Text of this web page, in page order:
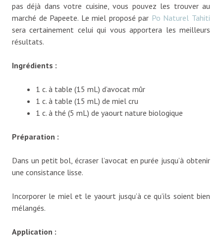
pas déjà dans votre cuisine, vous pouvez les trouver au
marché de Papeete. Le miel proposé par Po Naturel Tahiti
sera certainement celui qui vous apportera les meilleurs
résultats.
Ingrédients :
1 c. à table (15 mL) d’avocat mûr
1 c. à table (15 mL) de miel cru
1 c. à thé (5 mL) de yaourt nature biologique
Préparation :
Dans un petit bol, écraser l’avocat en purée jusqu’à obtenir
une consistance lisse.
Incorporer le miel et le yaourt jusqu’à ce qu’ils soient bien
mélangés.
Application :